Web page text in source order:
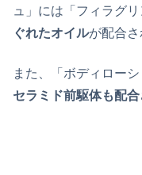
ュ」には「 フィラグ
ぐれたオイルが配合さ
また、「ボディロー
セラミド前駆体も配合